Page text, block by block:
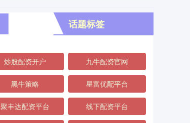
话题标签
炒股配资开户 九牛配资官网
黑牛策略 星富优配平台
聚丰达配资平台 线下配资平台